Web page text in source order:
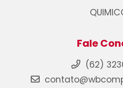
Fale
(62)